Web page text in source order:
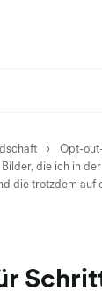
› Opt-
die ich in
die trotzdem